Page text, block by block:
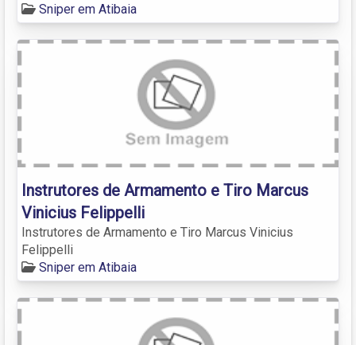
Sniper em Atibaia
Instrutores de Armamento e Tiro Marcus
Vinicius Felippelli
Instrutores de Armamento e Tiro Marcus Vinicius
Felippelli
Sniper em Atibaia